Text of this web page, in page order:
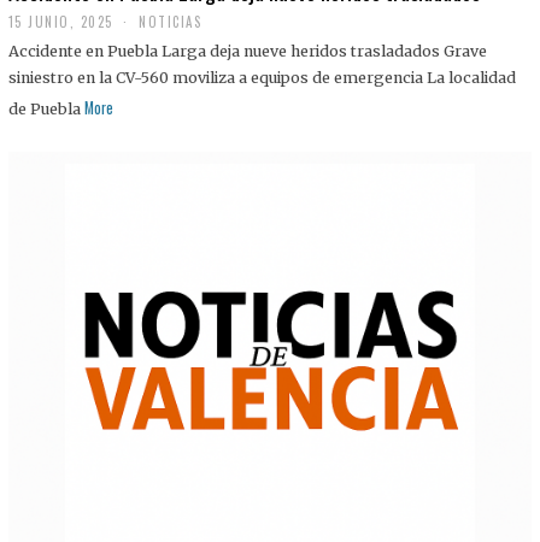
15 JUNIO, 2025 NOTICIAS
Accidente en Puebla Larga deja nueve heridos trasladados Grave
siniestro en la CV-560 moviliza a equipos de emergencia La localidad
de Puebla More